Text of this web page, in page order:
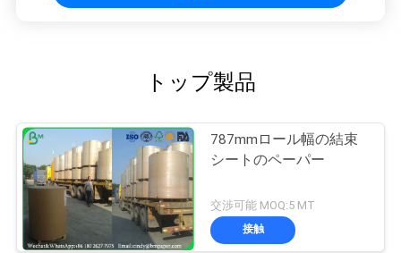
トップ製品
787mmロール幅の結束
シートのペーパー
交渉可能 MOQ:5 MT
接触